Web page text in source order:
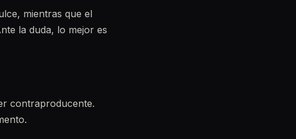
mientras que el
la duda, lo mejor es
contraproducente.